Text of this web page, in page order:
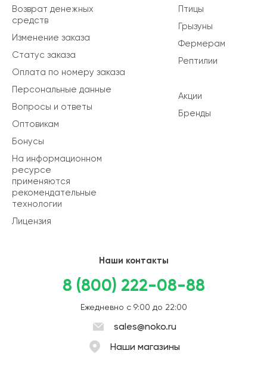
Птицы
Грызуны
Фермерам
Рептилии
Акции
Бренды
Возврат денежных
средств
Изменение заказа
Статус заказа
Оплата по номеру заказа
Персональные данные
Вопросы и ответы
Оптовикам
Бонусы
На информационном
ресурсе
применяются
рекомендательные
технологии
Лицензия
Наши контакты
8 (800) 222-08-88
Ежедневно с 9:00 до 22:00
sales@noko.ru
Наши магазины